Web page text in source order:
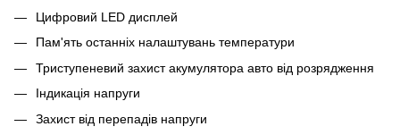
Цифровий LED дисплей
Пам'ять останніх налаштувань температури
Триступеневий захист акумулятора авто від розрядження
Індикація напруги
Захист від перепадів напруги